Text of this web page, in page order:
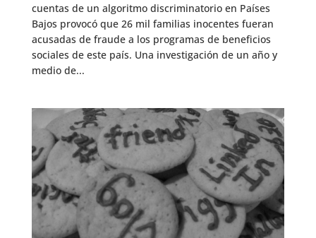
cuentas de un algoritmo discriminatorio en Países
Bajos provocó que 26 mil familias inocentes fueran
acusadas de fraude a los programas de beneficios
sociales de este país. Una investigación de un año y
medio de...